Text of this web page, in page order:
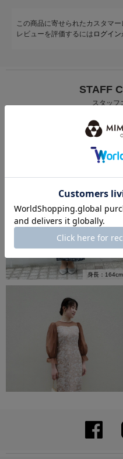
この商品に寄せられたカスタマ
レビューを評価するには ログイン
STAFF
スタッフ
身長：164cm